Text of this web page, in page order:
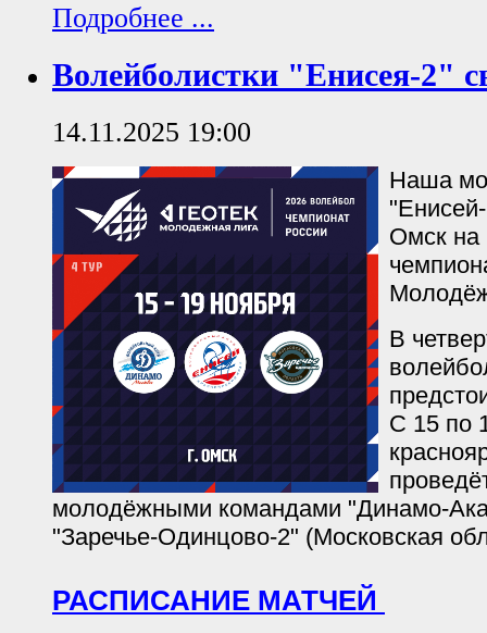
Подробнее ...
Волейболистки "Енисея-2"
14.11.2025 19:00
Наша
Омск на
В
С 15 по
молодёжными командами "Динамо-
"Заречье-Одинцово-2" (Московская
РАСПИСАНИЕ МАТЧЕЙ